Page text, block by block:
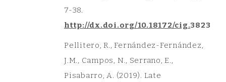
7-38.
http://dx.doi.org/10.18172/cig.3823
Pellitero, R., Fernández-Fernández,
J.M., Campos, N., Serrano, E.,
Pisabarro, A. (2019). Late